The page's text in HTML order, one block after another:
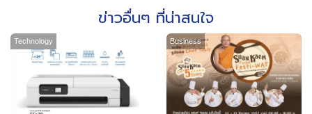
ข่าวอื่นๆ ที่น่าสนใจ
Technology Business